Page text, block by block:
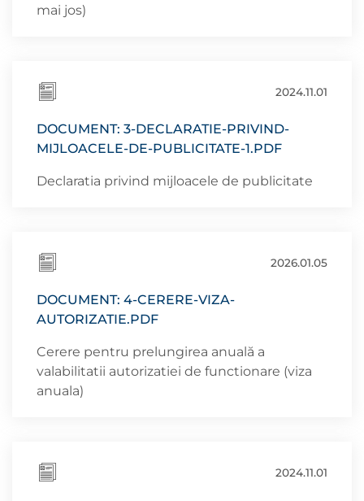
mai jos)
2024.11.01
DOCUMENT: 3-DECLARATIE-PRIVIND-
MIJLOACELE-DE-PUBLICITATE-1.PDF
Declaratia privind mijloacele de publicitate
2026.01.05
DOCUMENT: 4-CERERE-VIZA-
AUTORIZATIE.PDF
Cerere pentru prelungirea anuală a
valabilitatii autorizatiei de functionare (viza
anuala)
2024.11.01